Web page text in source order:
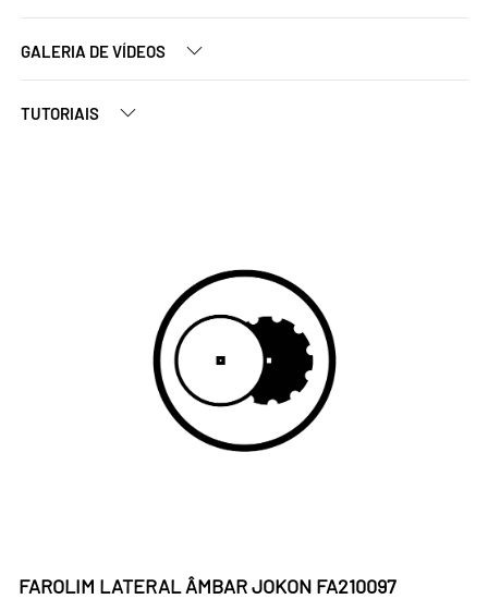
GALERIA DE VÍDEOS
TUTORIAIS
FAROLIM LATERAL ÂMBAR JOKON FA210097